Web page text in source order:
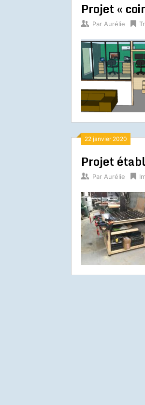
Projet «
Par Aurélie
22 janvier 2020
Projet
Par Aurélie